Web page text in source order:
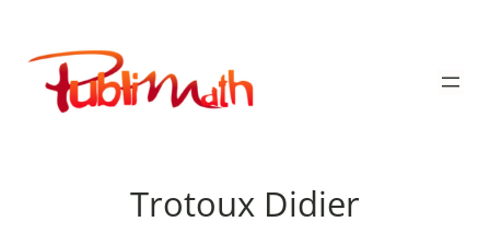
contenu
Publimath
Trotoux Didier